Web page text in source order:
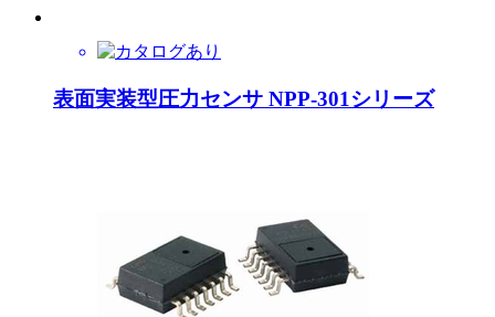
表面実装型圧力センサ NPP-301シリーズ